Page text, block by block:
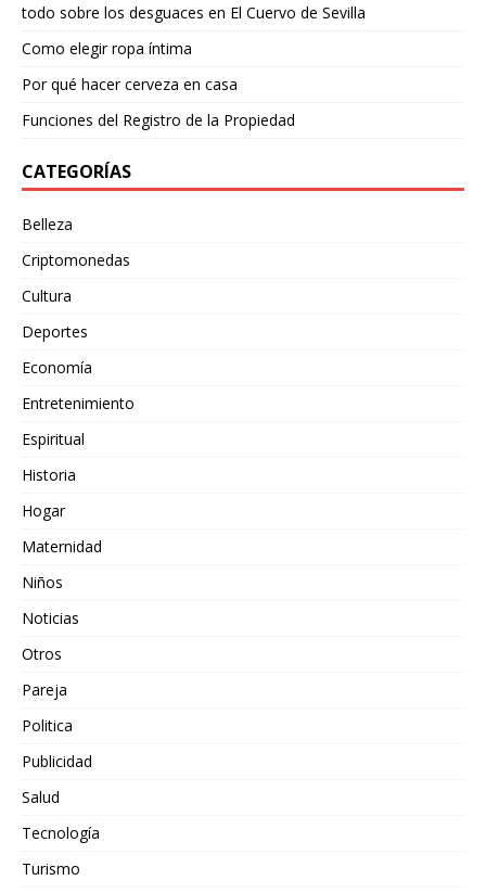
todo sobre los desguaces en El Cuervo de Sevilla
Como elegir ropa íntima
Por qué hacer cerveza en casa
Funciones del Registro de la Propiedad
CATEGORÍAS
Belleza
Criptomonedas
Cultura
Deportes
Economía
Entretenimiento
Espiritual
Historia
Hogar
Maternidad
Niños
Noticias
Otros
Pareja
Politica
Publicidad
Salud
Tecnología
Turismo